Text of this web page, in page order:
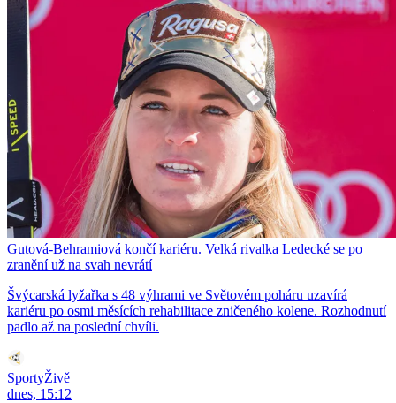
Gutová-Behramiová končí kariéru. Velká rivalka Ledecké se po
zranění už na svah nevrátí
Švýcarská lyžařka s 48 výhrami ve Světovém poháru uzavírá
kariéru po osmi měsících rehabilitace zničeného kolene. Rozhodnutí
padlo až na poslední chvíli.
SportyŽivě
dnes, 15:12